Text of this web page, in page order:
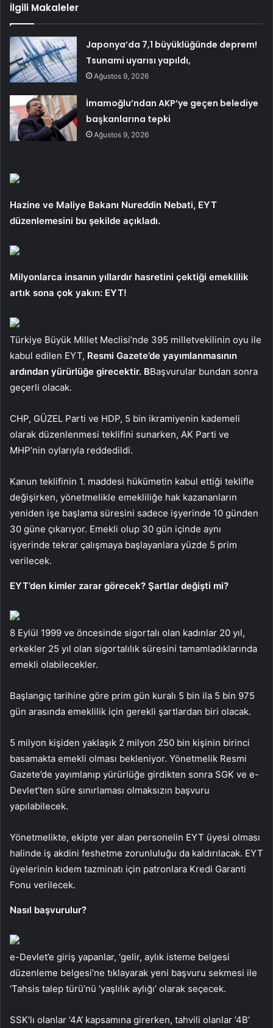
İlgili Makaleler
Japonya’da 7,1 büyüklüğünde deprem!
Tsunami uyarısı yapıldı,
Ağustos 9, 2026
İmamoğlu’ndan AKP’ye geçen belediye
başkanlarına tepki
Ağustos 9, 2026
Hazine ve Maliye Bakanı Nureddin Nebati, EYT
düzenlemesini bu şekilde açıkladı.
Milyonlarca insanın yıllardır hasretini çektiği emeklilik
artık sona çok yakın: EYT!
Türkiye Büyük Millet Meclisi’nde 395 milletvekilinin oyu ile
kabul edilen EYT, Resmi Gazete’de yayımlanmasının
ardından yürürlüğe girecektir. BBaşvurular bundan sonra
geçerli olacak.
CHP, GÜZEL Parti ve HDP, 5 bin ikramiyenin kademeli
olarak düzenlenmesi teklifini sunarken, AK Parti ve
MHP’nin oylarıyla reddedildi.
Kanun teklifinin 1. maddesi hükümetin kabul ettiği teklifle
değişirken, yönetmelikle emekliliğe hak kazananların
yeniden işe başlama süresini sadece işyerinde 10 günden
30 güne çıkarıyor. Emekli olup 30 gün içinde aynı
işyerinde tekrar çalışmaya başlayanlara yüzde 5 prim
verilecek.
EYT’den kimler zarar görecek? Şartlar değişti mi?
8 Eylül 1999 ve öncesinde sigortalı olan kadınlar 20 yıl,
erkekler 25 yıl olan sigortalılık süresini tamamladıklarında
emekli olabilecekler.
Başlangıç ​​tarihine göre prim gün kuralı 5 bin ila 5 bin 975
gün arasında emeklilik için gerekli şartlardan biri olacak.
5 milyon kişiden yaklaşık 2 milyon 250 bin kişinin birinci
basamakta emekli olması bekleniyor. Yönetmelik Resmi
Gazete’de yayımlanıp yürürlüğe girdikten sonra SGK ve e-
Devlet’ten süre sınırlaması olmaksızın başvuru
yapılabilecek.
Yönetmelikte, ekipte yer alan personelin EYT üyesi olması
halinde iş akdini feshetme zorunluluğu da kaldırılacak. EYT
üyelerinin kıdem tazminatı için patronlara Kredi Garanti
Fonu verilecek.
Nasıl başvurulur?
e-Devlet’e giriş yapanlar, ‘gelir, aylık isteme belgesi
düzenleme belgesi’ne tıklayarak yeni başvuru sekmesi ile
‘Tahsis talep türü’nü ‘yaşlılık aylığı’ olarak seçecek.
SSK’lı olanlar ‘4A’ kapsamına girerken, tahvili olanlar ‘4B’